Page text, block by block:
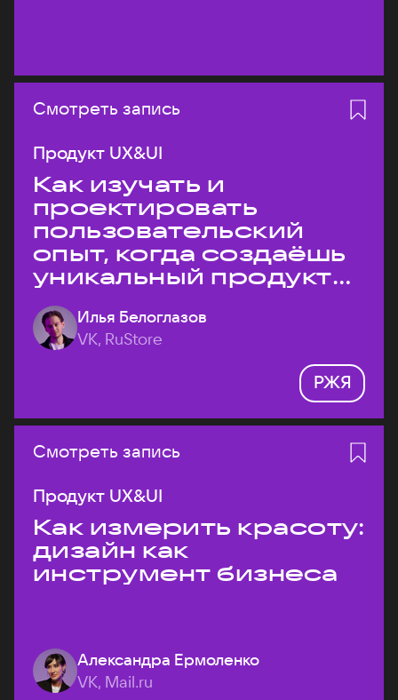
Смотреть запись
Продукт UX&UI
Как изучать и
проектировать
пользовательский
опыт, когда создаёшь
уникальный продукт
на рынке?
Илья Белоглазов
VK, RuStore
РЖЯ
Смотреть запись
Продукт UX&UI
Как измерить красоту:
дизайн как
инструмент бизнеса
Александра Ермоленко
VK, Mail.ru